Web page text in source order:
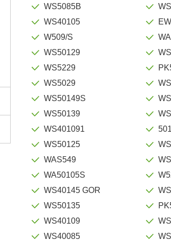
WS5085B
WS40105
W509/S
WS50129
WS5229
WS5029
WS50149S
WS50139
WS401091
WS50125
WAS549
WA50105S
WS40145 GOR
WS50135
WS40109
WS40085